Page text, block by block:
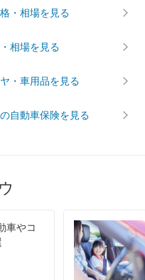
235/60R18 235/
-
・相場を見る
相場を見る
・車用品を見る
自動車保険を見る
車やコ